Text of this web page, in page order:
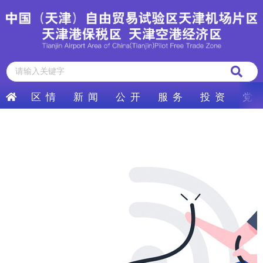
区 情 新 闻 公 开 服 务 投 资 党